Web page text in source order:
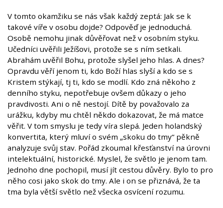
V tomto okamžiku se nás však každý zeptá: Jak se k
takové víře v osobu dojde? Odpověď je jednoduchá.
Osobě nemohu jinak důvěřovat než v osobním styku.
Učedníci uvěřili Ježíšovi, protože se s ním setkali.
Abrahám uvěřil Bohu, protože slyšel jeho hlas. A dnes?
Opravdu věří jenom ti, kdo Boží hlas slyší a kdo se s
Kristem stýkají, tj ti, kdo se modlí. Kdo zná někoho z
denního styku, nepotřebuje ovšem důkazy o jeho
pravdivosti. Ani o ně nestojí. Dítě by považovalo za
urážku, kdyby mu chtěl někdo dokazovat, že má matce
věřit. V tom smyslu je tedy víra slepá. Jeden holandský
konvertita, který mluví o svém „skoku do tmy“ pěkně
analyzuje svůj stav. Pořád zkoumal křesťanství na úrovni
intelektuální, historické. Myslel, že světlo je jenom tam.
Jednoho dne pochopil, musí jít cestou důvěry. Bylo to pro
něho cosi jako skok do tmy. Ale i on se přiznává, že ta
tma byla větší světlo než všecka osvícení rozumu.